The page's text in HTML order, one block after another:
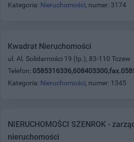
Kategoria: Nieruchomości, numer: 3174
Kwadrat Nieruchomości
ul. Al. Solidarności 19 (Ip.), 83-110 Tczew
Telefon:
Kategoria: Nieruchomości, numer: 1345
NIERUCHOMOŚCI SZENROK -
nieruchomości